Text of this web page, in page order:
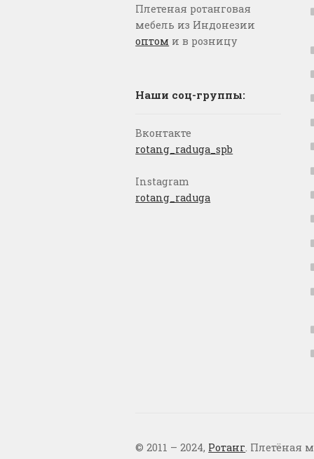
Плетеная ротанговая
мебель из Индонезии
оптом и в розницу
Наши соц-группы:
Вконтакте
rotang_raduga_spb
Instagram
rotang_raduga
© 2011 – 2024, Ротанг. Плетёная